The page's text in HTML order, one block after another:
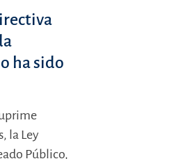
ha sido
la Ley
Público,